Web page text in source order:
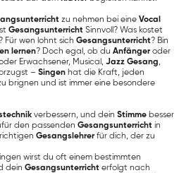
zu nehmen bei eineVocal
Gesangsunterricht Sinnvoll? Was kostet
Für wen lohnt sichGesangsunterricht? Bin
lernen? Doch egal, ob duAnfänger oder
Erwachsener, Musical,Jazz Gesang,
–Singen hat die Kraft, jeden
brignen und ist immer eine besondere
verbessern, und deinStimme besser
den passendenGesangsunterricht in
richtigenGesangslehrer für dich, der zu
wirst du oft einem bestimmten
deinGesangsunterricht erfolgt nach